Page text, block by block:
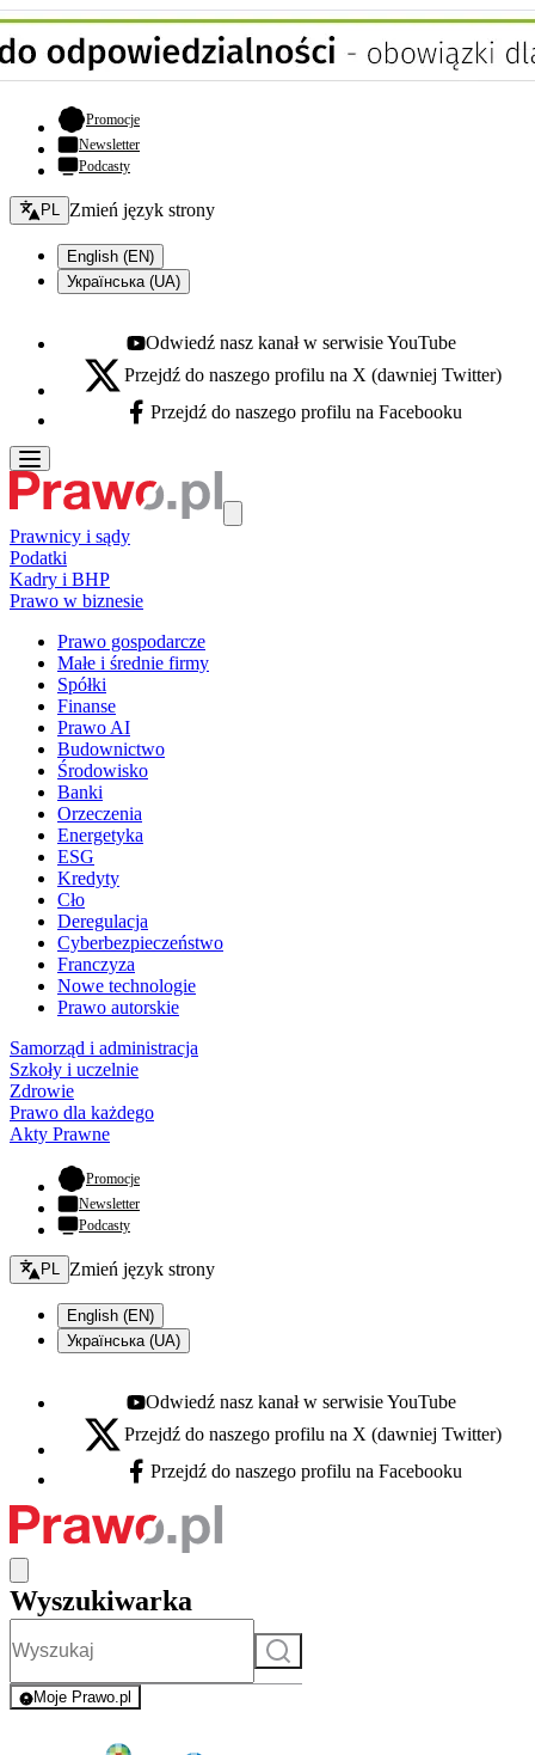
Promocje- otwiera się w nowej karcie
Newsletter
Podcasty
Zmień język - bieżący:
PL Zmień język strony
English (EN)
Українська (UA)
Youtube - otwiera się w nowej karcie
Odwiedź nasz kanał w serwisie YouTube
X - otwiera się w nowej karcie
Przejdź do naszego profilu na X (dawniej Twitter)
Facebook - otwiera się w nowej karcie
Przejdź do naszego profilu na Facebooku
Prawnicy i sądy
Podatki
Kadry i BHP
Prawo w biznesie
Prawo gospodarcze
Małe i średnie firmy
Spółki
Finanse
Prawo AI
Budownictwo
Środowisko
Banki
Orzeczenia
Energetyka
ESG
Kredyty
Cło
Deregulacja
Cyberbezpieczeństwo
Franczyza
Nowe technologie
Prawo autorskie
Samorząd i administracja
Szkoły i uczelnie
Zdrowie
Prawo dla każdego
Akty Prawne
Promocje- otwiera się w nowej karcie
Newsletter
Podcasty
Zmień język - bieżący:
PL Zmień język strony
English (EN)
Українська (UA)
Youtube - otwiera się w nowej karcie
Odwiedź nasz kanał w serwisie YouTube
X - otwiera się w nowej karcie
Przejdź do naszego profilu na X (dawniej Twitter)
Facebook - otwiera się w nowej karcie
Przejdź do naszego profilu na Facebooku
Wyszukiwarka
Szukaj
Moje Prawo.pl
- rejestracja i logowanie do serwisu